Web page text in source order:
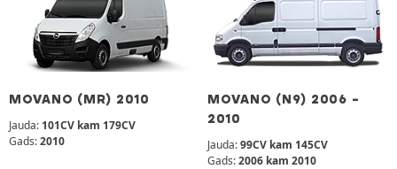
MOVANO (MR) 2010
Jauda: 101CV kam 179CV
Gads:2010
MOVANO (N9) 2006 -
2010
Jauda:99CV kam 145CV
Gads:2006 kam 2010